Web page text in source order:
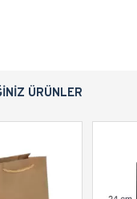
ÜRÜNLER